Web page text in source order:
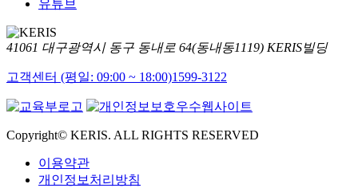
유튜브
41061 대구광역시 동구 동내로 64(동내동1119) KERIS빌딩
고객센터 (평일: 09:00 ~ 18:00)1599-3122
Copyright© KERIS. ALL RIGHTS RESERVED
이용약관
개인정보처리방침